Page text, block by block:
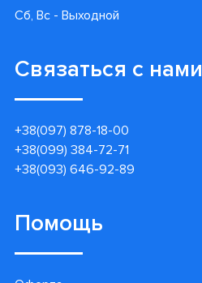
Сб, Вс - Выходной
Связаться с нами
+38(097) 878-18-00
+38(099) 384-72-71
+38(093) 646-92-89
Помощь